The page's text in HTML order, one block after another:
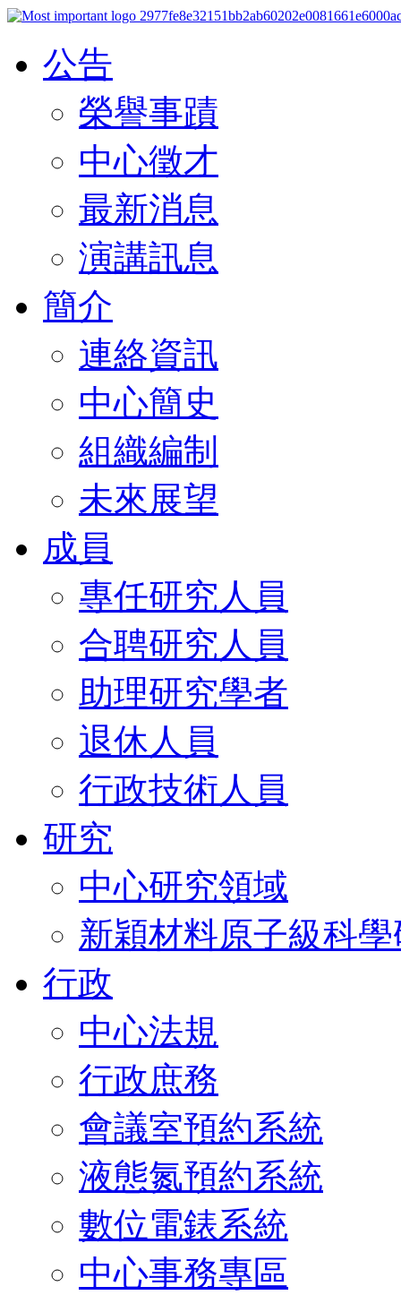
公告
榮譽事蹟
中心徵才
最新消息
演講訊息
簡介
連絡資訊
中心簡史
組織編制
未來展望
成員
專任研究人員
合聘研究人員
助理研究學者
退休人員
行政技術人員
研究
中心研究領域
新穎材料原子級科
行政
中心法規
行政庶務
會議室預約系統
液態氮預約系統
數位電錶系統
中心事務專區